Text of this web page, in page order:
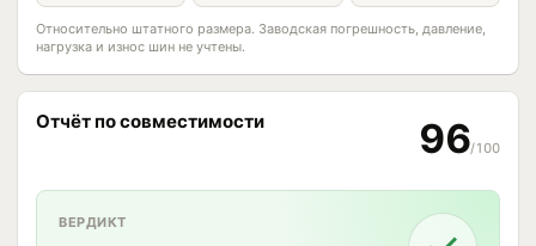
Относительно штатного размера. Заводская погрешность, давление,
нагрузка и износ шин не учтены.
Отчёт по совместимости 96/100
ВЕРДИКТ